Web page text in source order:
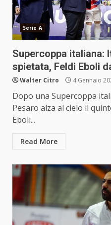
Serie A
Supercoppa italiana:
spietata, Feldi Eboli
Walter Citro 4 Gennaio
Dopo una Supercoppa
Pesaro alza al cielo il
Eboli...
Read More